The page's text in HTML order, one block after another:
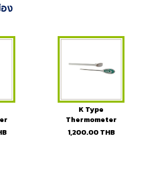
ง
K Type
Thermometer
1,200.00 THB